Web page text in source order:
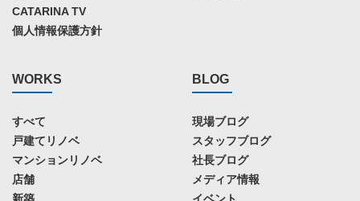
CATARINA TV
個人情報保護方針
WORKS
すべて
戸建てリノベ
マンションリノベ
店舗
BLOG
現場ブログ
スタッフブログ
社長ブログ
メディア情報